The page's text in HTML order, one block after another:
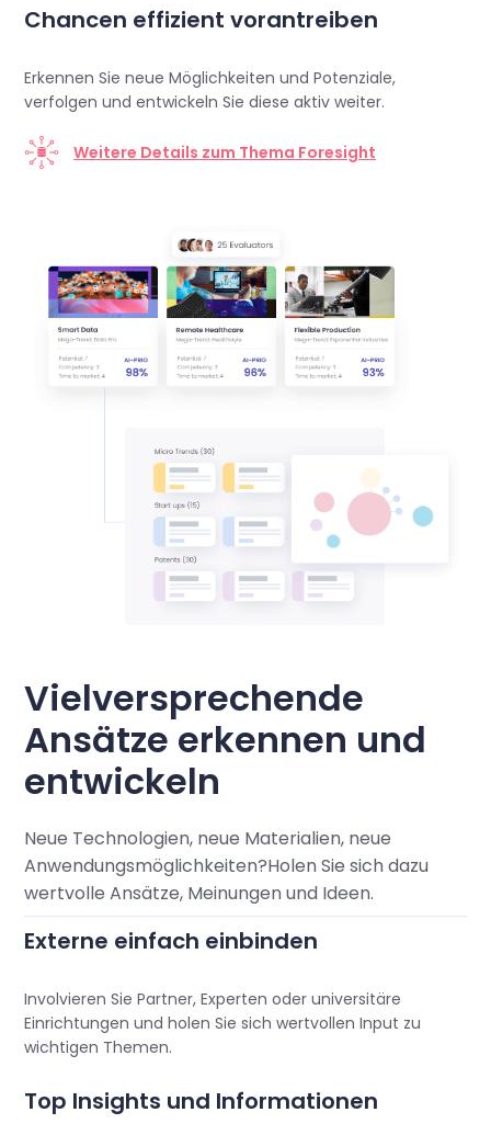
Chancen effizient vorantreiben
Erkennen Sie neue Möglichkeiten und Potenziale,
verfolgen und entwickeln Sie diese aktiv weiter.
Weitere Details zum Thema Foresight
Vielversprechende
Ansätze erkennen und
entwickeln
Neue Technologien, neue Materialien, neue
Anwendungsmöglichkeiten?Holen Sie sich dazu
wertvolle Ansätze, Meinungen und Ideen.
Externe einfach einbinden
Involvieren Sie Partner, Experten oder universitäre
Einrichtungen und holen Sie sich wertvollen Input zu
wichtigen Themen.
Top Insights und Informationen